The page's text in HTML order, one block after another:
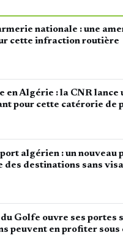
nationale : une
cette infraction routière
en Algérie : la CNR lance
pour cette catérorie de
algérien : un nouveau
des destinations sans visa
du Golfe ouvre ses portes
peuvent en profiter sous